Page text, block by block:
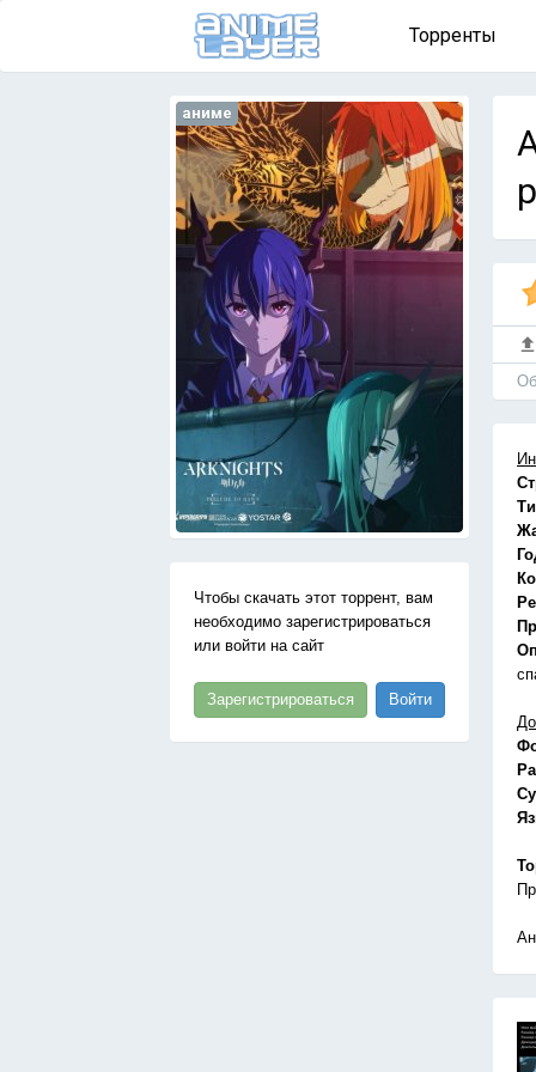
Торренты
аниме
Чтобы скачать этот торрент, вам
необходимо зарегистрироваться
или войти на сайт
Зарегистрироваться Войти